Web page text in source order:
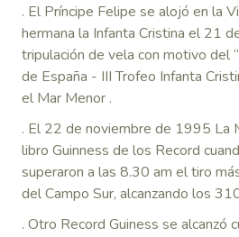
. El Príncipe Felipe se alojó en la
hermana la Infanta Cristina el 21
tripulación de vela con motivo del
de España - III Trofeo Infanta
el Mar Menor .
. El 22 de noviembre de 1995 La
libro Guinness de los Record
superaron a las 8.30 am el tiro
del Campo Sur, alcanzando los
. Otro Record Guiness se alcanzó